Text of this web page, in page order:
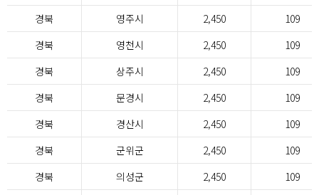
경북
영주시 2,450
109
경북
영천시 2,450
109
경북
상주시 2,450
109
경북
문경시 2,450
109
경북
경산시 2,450
109
경북
군위군 2,450
109
경북
의성군 2,450
109